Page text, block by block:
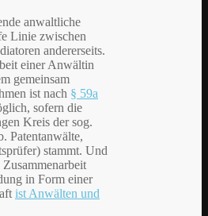
anwaltliche
Linie zwischen
andererseits.
einer Anwältin
gemeinsam
ist nach § 59a
sofern die
Kreis der sog.
Patentanwälte,
stammt. Und
in Form einer
ist Anwälten und